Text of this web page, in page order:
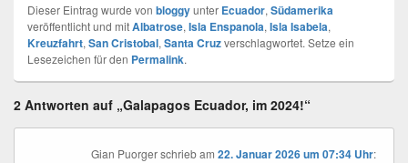
Dieser Eintrag wurde von bloggyunter Ecuador, Südamerika
veröffentlicht und mitAlbatrose, Isla Enspanola, Isla Isabela,
Kreuzfahrt, San Cristobal, Santa Cruzverschlagwortet. Setze ein
Lesezeichen für den Permalink.
2 Antworten auf „Galapagos Ecuador, im 2024!“
Gian Puorger schriebam22. Januar 2026 um 07:34 Uhr: